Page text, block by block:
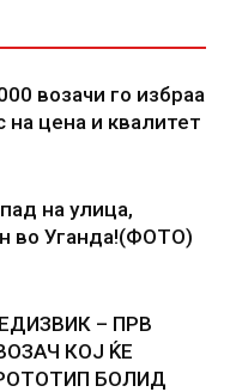
возачи го избраа
на цена и квалитет
на улица,
во Уганда!(ФОТО)
– ПРВ
КОЈ ЌЕ
БОЛИД